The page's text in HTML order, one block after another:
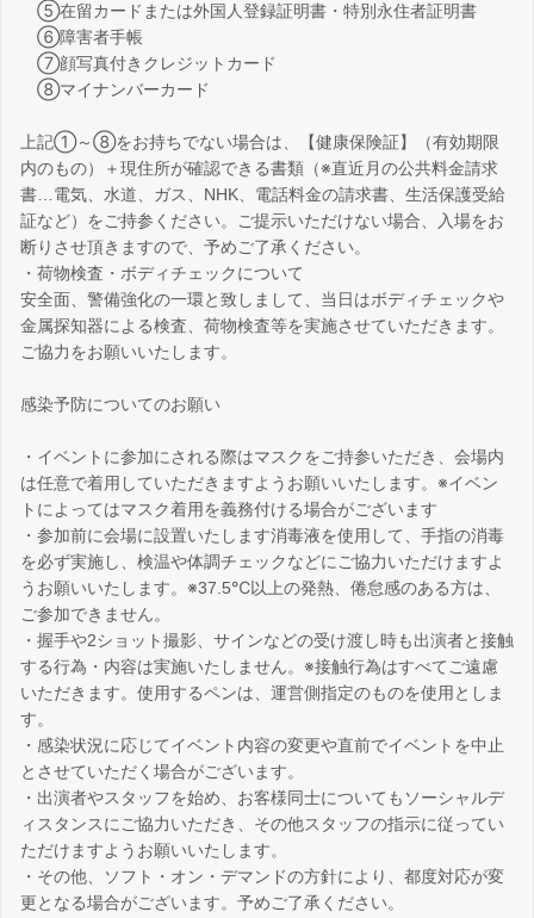
⑤在留カードまたは外国人登録証明書・特別永住者証明書
⑥障害者手帳
⑦顔写真付きクレジットカード
⑧マイナンバーカード
上記①～⑧をお持ちでない場合は、【健康保険証】（有効期限
内のもの）＋現住所が確認できる書類（※直近月の公共料金請求
書…電気、水道、ガス、NHK、電話料金の請求書、生活保護受給
証など）をご持参ください。ご提示いただけない場合、入場をお
断りさせ頂きますので、予めご了承ください。
・荷物検査・ボディチェックについて
安全面、警備強化の一環と致しまして、当日はボディチェックや
金属探知器による検査、荷物検査等を実施させていただきます。
ご協力をお願いいたします。
感染予防についてのお願い
・イベントに参加にされる際はマスクをご持参いただき、会場内
は任意で着用していただきますようお願いいたします。※イベン
トによってはマスク着用を義務付ける場合がございます
・参加前に会場に設置いたします消毒液を使用して、手指の消毒
を必ず実施し、検温や体調チェックなどにご協力いただけますよ
うお願いいたします。※37.5℃以上の発熱、倦怠感のある方は、
ご参加できません。
・握手や2ショット撮影、サインなどの受け渡し時も出演者と接触
する行為・内容は実施いたしません。※接触行為はすべてご遠慮
いただきます。使用するペンは、運営側指定のものを使用としま
す。
・感染状況に応じてイベント内容の変更や直前でイベントを中止
とさせていただく場合がございます。
・出演者やスタッフを始め、お客様同士についてもソーシャルデ
ィスタンスにご協力いただき、その他スタッフの指示に従ってい
ただけますようお願いいたします。
・その他、ソフト・オン・デマンドの方針により、都度対応が変
更となる場合がございます。予めご了承ください。